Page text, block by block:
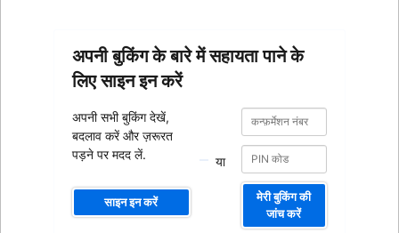
अपनी बुकिंग के बारे में सहायता पाने के
लिए साइन इन करें
अपनी सभी बुकिंग देखें,
बदलाव करें और ज़रूरत
पड़ने पर मदद लें.
साइन इन करें
या
कन्फ़र्मेशन
नंबर
कन्फ़र्मेशन
मेरी बुकिंग की
जांच करें